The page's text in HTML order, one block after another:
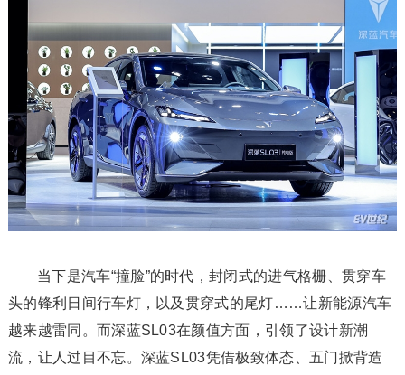
当下是汽车“撞脸”的时代，封闭式的进气格栅、贯穿车
头的锋利日间行车灯，以及贯穿式的尾灯……让新能源汽车
越来越雷同。而深蓝SL03在颜值方面，引领了设计新潮
流，让人过目不忘。深蓝SL03凭借极致体态、五门掀背造